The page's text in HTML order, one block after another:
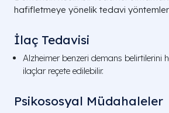
hafifletmeye yönelik tedavi
İlaç Tedavisi
Alzheimer benzeri demans belirtilerini
ilaçlar reçete edilebilir.
Psikososyal Müdahaleler